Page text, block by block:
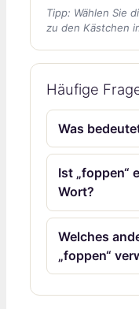
Tipp: Wählen Sie
zu den Kästchen
Häufige
Was
Ist „foppen“
Wort?
Welches
„foppen“